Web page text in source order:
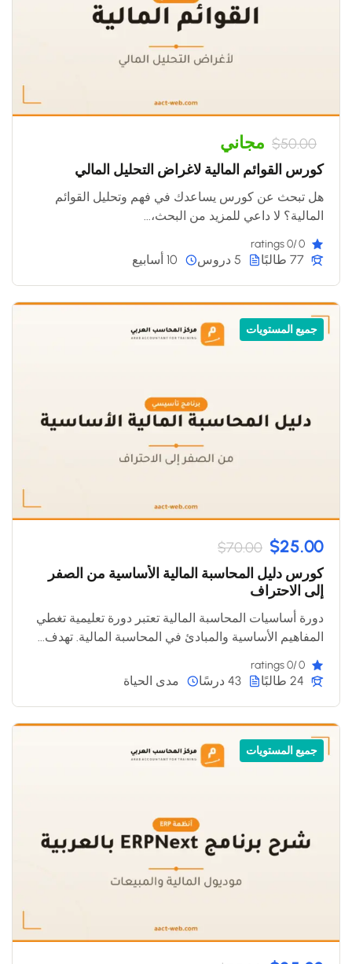
$50.00 مجاني
كورس القوائم المالية لاغراض التحليل المالي
هل تبحث عن كورس يساعدك في فهم وتحليل القوائم
المالية؟ لا داعي للمزيد من البحث،...
0
/0 ratings
77 طالبًا 5 دروس 10 أسابيع
جميع المستويات
$70.00 $25.00
كورس دليل المحاسبة المالية الأساسية من الصفر
إلى الاحتراف
دورة أساسيات المحاسبة المالية تعتبر دورة تعليمية تغطي
المفاهيم الأساسية والمبادئ في المحاسبة المالية. تهدف...
0
/0 ratings
24 طالبًا 43 درسًا مدى الحياة
جميع المستويات